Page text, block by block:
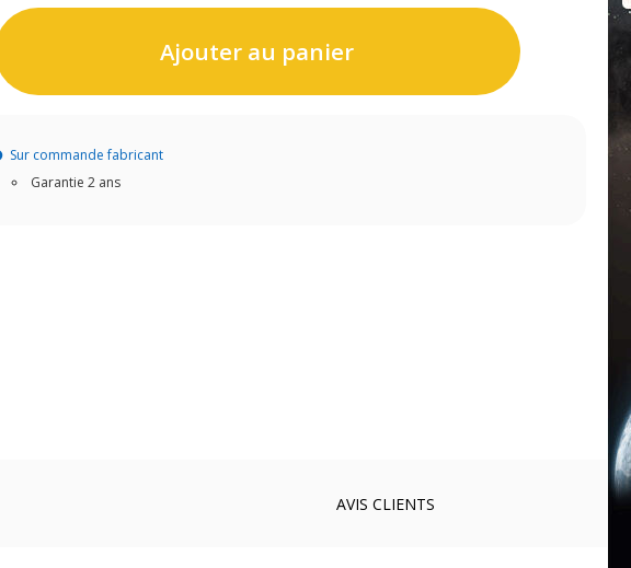
Ajouter au panier
Sur commande fabricant
Garantie 2 ans
AVIS CLIENTS